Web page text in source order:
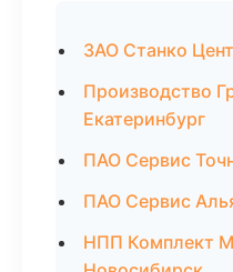
ЗАО Станко
Производство
Екатеринбург
ПАО Сервис
ПАО Сервис
НПП Комплект